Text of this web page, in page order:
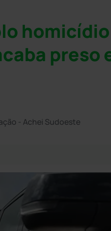
preso
- Achei Sudoeste